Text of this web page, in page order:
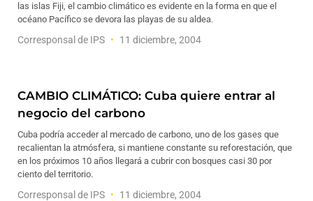
las islas Fiji, el cambio climático es evidente en la forma en que el
océano Pacífico se devora las playas de su aldea.
Corresponsal de IPS 11 diciembre, 2004
CAMBIO CLIMÁTICO: Cuba quiere entrar al
negocio del carbono
Cuba podría acceder al mercado de carbono, uno de los gases que
recalientan la atmósfera, si mantiene constante su reforestación, que
en los próximos 10 años llegará a cubrir con bosques casi 30 por
ciento del territorio.
Corresponsal de IPS 11 diciembre, 2004